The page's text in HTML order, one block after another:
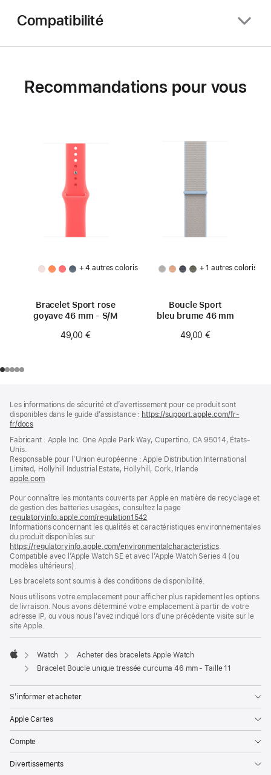
Compatibilité
Recommandations pour vous
+ 4 autres coloris
Bracelet Sport rose
goyave 46 mm - S/M
49,00 €
+ 1 autres coloris
Boucle Sport
bleu brume 46 mm
49,00 €
de
page
de
bas
page
Les informations de sécurité et d’avertissement pour ce produit sont
disponibles dans le guide d’assistance : https://support.apple.com/fr-
fr/docs
une
fenêtre)
Fabricant : Apple Inc. One Apple Park Way, Cupertino, CA 95014, États-
Unis.
Responsable pour l’Union européenne : Apple Distribution International
Limited, Hollyhill Industrial Estate, Hollyhill, Cork, Irlande
apple.com(s’ouvre
une
nouvelle
fenêtre)
Pour connaître les montants couverts par Apple en matière de recyclage et
de gestion des batteries usagées, consultez la page
regulatoryinfo.apple.com/regulation1542
dans
nouvelle
fenêtre)
Informations concernant les qualités et caractéristiques environnementales
du produit disponibles sur
https://regulatoryinfo.apple.com/environmentalcharacteristics.
Compatible avec l’Apple Watch SE et avec l’Apple Watch Series 4 (ou
modèles ultérieurs).
Les bracelets sont soumis à des conditions de disponibilité.
Nous utilisons votre emplacement pour afficher plus rapidement les options
de livraison. Nous avons déterminé votre emplacement à partir de votre
adresse IP, ou vous nous l’avez indiqué lors d’une précédente visite sur le
site Apple.
Apple
Watch
Acheter des bracelets Apple Watch
Bracelet Boucle unique tressée curcuma 46 mm - Taille 11
S’informer et acheter
Apple Cartes
Compte
Divertissements